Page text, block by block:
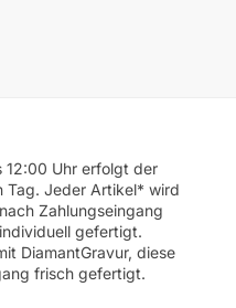
12:00 Uhr erfolgt der
Tag. Jeder Artikel* wird
Zahlungseingang
gefertigt.
DiamantGravur, diese
frisch gefertigt.